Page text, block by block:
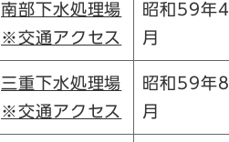
南部下水処理場
※交通アクセス
昭和59年4
月
三重下水処理場
※交通アクセス
昭和59年8
月